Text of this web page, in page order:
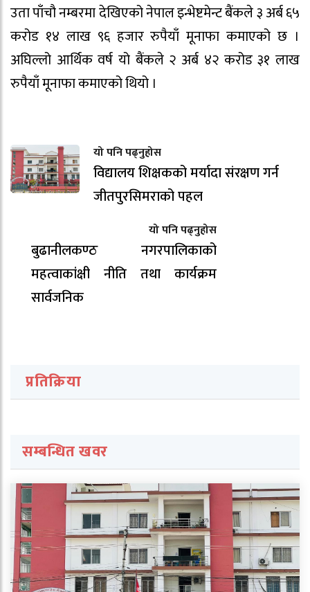
उता पाँचौ नम्बरमा देखिएको नेपाल इन्भेष्टमेन्ट बैंकले ३ अर्ब ६५
करोड १४ लाख ९६ हजार रुपैयाँ मूनाफा कमाएको छ ।
अघिल्लो आर्थिक वर्ष यो बैंकले २ अर्ब ४२ करोड ३१ लाख
रुपैयाँ मूनाफा कमाएको थियो ।
यो पनि पढ्नुहोस
विद्यालय शिक्षकको मर्यादा संरक्षण गर्न
जीतपुरसिमराको पहल
यो पनि पढ्नुहोस
बुढानीलकण्ठ नगरपालिकाको
महत्वाकांक्षी नीति तथा कार्यक्रम
सार्वजनिक
प्रतिक्रिया
सम्बन्धित खवर